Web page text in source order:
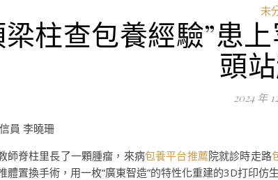
未
梁柱查包養經驗”患
頭
2024 年
員 李曉珊
師脊柱里長了一顆腫瘤，來病包養平台推薦院就診時走路
體置換手術，用一枚“廣東智造”的特性化重建的3D打印仿